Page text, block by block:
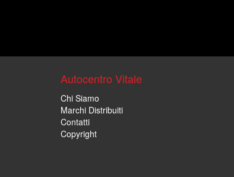
Autocentro Vitale
Chi Siamo
Marchi Distribuiti
Contatti
Copyright